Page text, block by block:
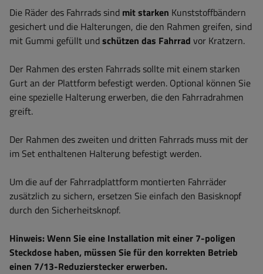
Die Räder des Fahrrads sind mit starken Kunststoffbändern
gesichert und die Halterungen, die den Rahmen greifen, sind
mit Gummi gefüllt undschützen das Fahrrad vor Kratzern.
Der Rahmen des ersten Fahrrads sollte mit einem starken
Gurt an der Plattform befestigt werden. Optional können Sie
eine spezielle Halterung erwerben, die den Fahrradrahmen
greift.
Der Rahmen des zweiten und dritten Fahrrads muss mit der
im Set enthaltenen Halterung befestigt werden.
Um die auf der Fahrradplattform montierten Fahrräder
zusätzlich zu sichern, ersetzen Sie einfach den Basisknopf
durch den Sicherheitsknopf.
Hinweis: Wenn Sie eine Installation mit einer 7-poligen
Steckdose haben, müssen Sie für den korrekten Betrieb
einen 7/13-Reduzierstecker erwerben.